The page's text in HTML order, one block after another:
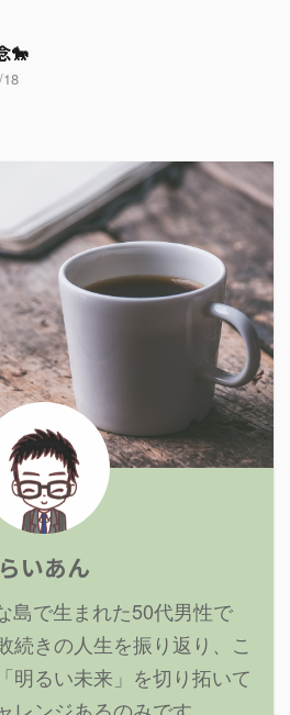
🐎
らいあん
島で生まれた50代男性で
続きの人生を振り返り、こ
明るい未来」を切り拓いて
レンジあるのみです。